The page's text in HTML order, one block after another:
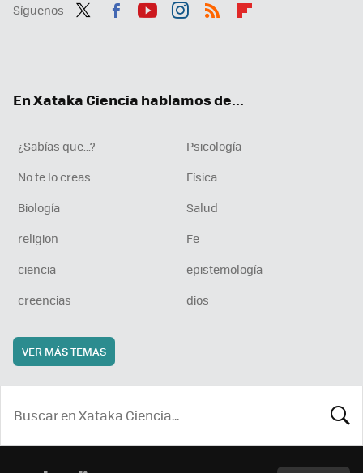
Síguenos
En Xataka Ciencia hablamos de...
¿Sabías que...?
Psicología
No te lo creas
Física
Biología
Salud
religion
Fe
ciencia
epistemología
creencias
dios
VER MÁS TEMAS